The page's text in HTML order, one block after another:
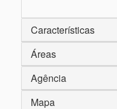
Características
Áreas
Agência
Mapa